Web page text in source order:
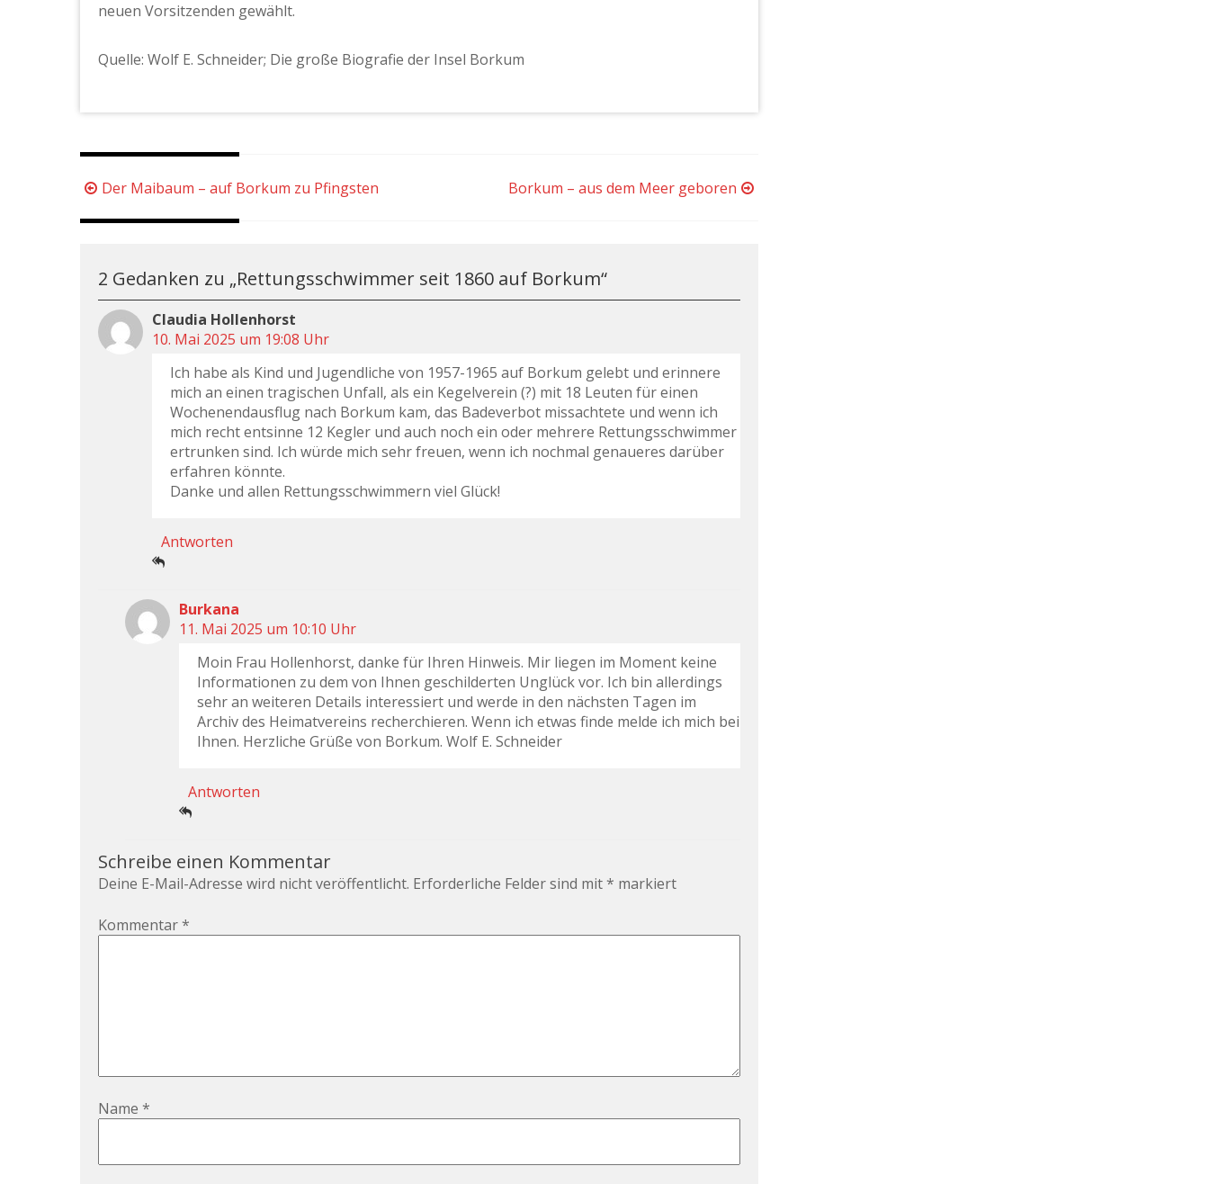
neuen Vorsitzenden gewählt.
Quelle: Wolf E. Schneider; Die große Biografie der Insel Borkum
Beitragsnavigation
Der Maibaum – auf Borkum zu Pfingsten Borkum – aus dem Meer geboren
2 Gedanken zu „Rettungsschwimmer seit 1860 auf Borkum“
Claudia Hollenhorst
10. Mai 2025 um 19:08 Uhr
Ich habe als Kind und Jugendliche von 1957-1965 auf Borkum gelebt und erinnere
mich an einen tragischen Unfall, als ein Kegelverein (?) mit 18 Leuten für einen
Wochenendausflug nach Borkum kam, das Badeverbot missachtete und wenn ich
mich recht entsinne 12 Kegler und auch noch ein oder mehrere Rettungsschwimmer
ertrunken sind. Ich würde mich sehr freuen, wenn ich nochmal genaueres darüber
erfahren könnte.
Danke und allen Rettungsschwimmern viel Glück!
Antworten
Burkana
11. Mai 2025 um 10:10 Uhr
Moin Frau Hollenhorst, danke für Ihren Hinweis. Mir liegen im Moment keine
Informationen zu dem von Ihnen geschilderten Unglück vor. Ich bin allerdings
sehr an weiteren Details interessiert und werde in den nächsten Tagen im
Archiv des Heimatvereins recherchieren. Wenn ich etwas finde melde ich mich bei
Ihnen. Herzliche Grüße von Borkum. Wolf E. Schneider
Antworten
Schreibe einen Kommentar
Deine E-Mail-Adresse wird nicht veröffentlicht. Erforderliche Felder sind mit* markiert
Kommentar*
Name *